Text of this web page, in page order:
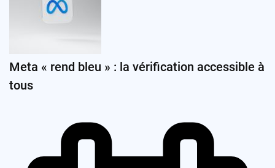
Meta « rend bleu » : la vérification accessible à
tous